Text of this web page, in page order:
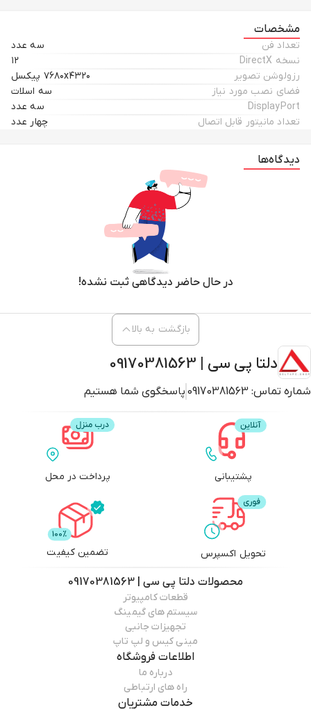
مشخصات
تعداد فن
سه عدد
نسخه DirectX
۱۲
رزولوشن تصویر
۷۶۸۰x۴۳۲۰ پیکسل
فضای نصب مورد نیاز
سه اسلات
DisplayPort
سه عدد
تعداد مانیتور قابل اتصال
چهار عدد
دیدگاه‌ها
در حال حاضر دیدگاهی ثبت نشده!
دلتا پی سی | 09170381563
شماره تماس: 09170381563 پاسخگوی شما هستیم
بازگشت به بالا
پشتیبانی پرداخت در محل
تحویل اکسپرس تضمین کیفیت
محصولات دلتا پی سی | 09170381563
قطعات کامپیوتر
سیستم های گیمینگ
تجهیزات جانبی
مینی کیس و لپ تاپ
اطلاعات فروشگاه
درباره ما
راه های ارتباطی
خدمات مشتریان